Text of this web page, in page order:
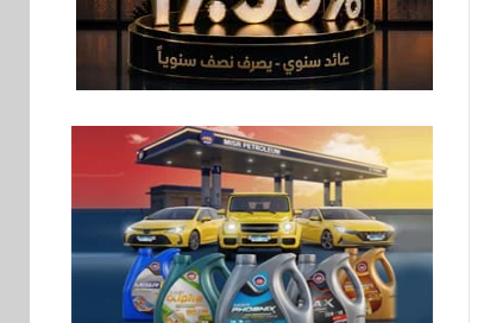
8
اقتصاد
إي اف چي فاينانس
تستعرض خطط نمو
«بلد» لتعزيز حضورها
المصريين بالخارج
اخبار
بيان توضيحي صادر عن
شركة ناتجاس